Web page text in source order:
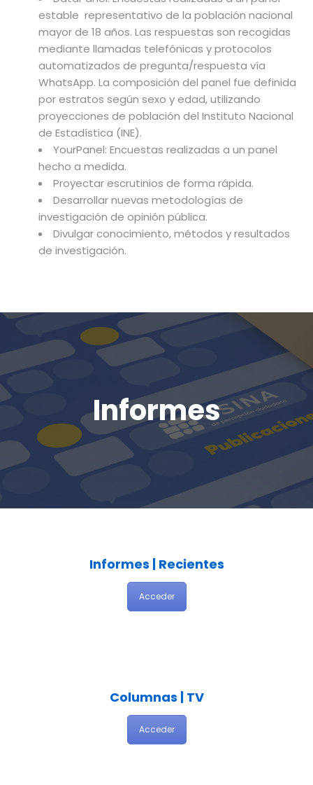
estable representativo de la población nacional
mayor de 18 años. Las respuestas son recogidas
mediante llamadas telefónicas y protocolos
automatizados de pregunta/respuesta vía
WhatsApp. La composición del panel fue definida
por estratos según sexo y edad, utilizando
proyecciones de población del Instituto Nacional
de Estadística (INE).
YourPanel: Encuestas realizadas a un panel
hecho a medida.
Proyectar escrutinios de forma rápida.
Desarrollar nuevas metodologías de
investigación de opinión pública.
Divulgar conocimiento, métodos y resultados
de investigación.
Informes
Informes | Recientes
Acceder
Columnas | TV
Acceder